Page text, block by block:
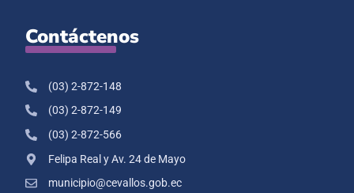
Contáctenos
(03) 2-872-148
(03) 2-872-149
(03) 2-872-566
Felipa Real y Av. 24 de Mayo
municipio@cevallos.gob.ec